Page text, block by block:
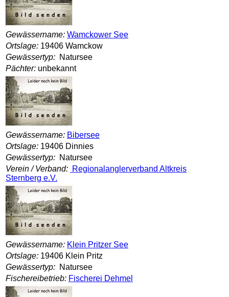
Gewässername: Wamckower See
Ortslage: 19406 Wamckow
Gewässertyp: Natursee
Pächter: unbekannt
Gewässername: Bibersee
Ortslage: 19406 Dinnies
Gewässertyp: Natursee
Verein / Verband: Regionalanglerverband Altkreis
Sternberg e.V.
Gewässername: Klein Pritzer See
Ortslage: 19406 Klein Pritz
Gewässertyp: Natursee
Fischereibetrieb: Fischerei Dehmel